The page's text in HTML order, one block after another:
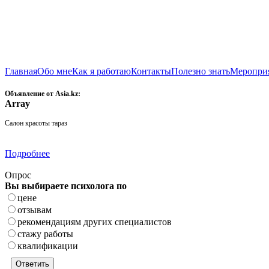
ГлавнаяОбо мнеКак я работаюКонтактыПолезно знать
Объявление от Asia.kz:
Array
Салон красоты тараз
Подробнее
Опрос
Вы выбираете психолога по
цене
отзывам
рекомендациям других специалистов
стажу работы
квалификации